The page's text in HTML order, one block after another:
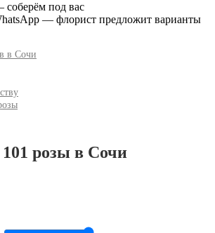
под вас
— флорист предложит варианты
в Сочи
розы в Сочи